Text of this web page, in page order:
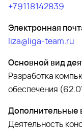
+79118142839
Электронная
liza@liga-team.ru
Основной вид
Разработка
обеспечения
Дополнительные
Деятельность